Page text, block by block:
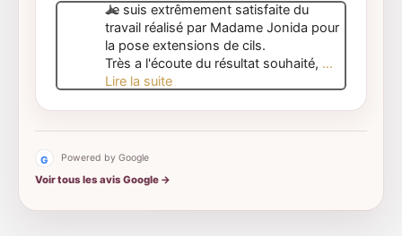
Je suis extrêmement satisfaite du
travail réalisé par Madame Jonida pour
la pose extensions de cils.
Très a l'écoute du résultat souhaité, …
Lire la suite
Powered by Google
Voir tous les avis Google →